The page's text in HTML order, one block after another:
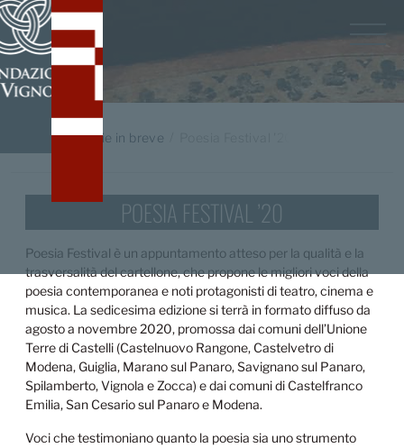
/ Notizie in breve
POESIA FESTIVAL ’20
Poesia Festival è un appuntamento atteso per la qualità e la
trasversalità del cartellone, che propone le migliori voci della
poesia contemporanea e noti protagonisti di teatro, cinema e
musica. La sedicesima edizione si terrà in formato diffuso da
agosto a novembre 2020, promossa dai comuni dell’Unione
Terre di Castelli (Castelnuovo Rangone, Castelvetro di
Modena, Guiglia, Marano sul Panaro, Savignano sul Panaro,
Spilamberto, Vignola e Zocca) e dai comuni di Castelfranco
Emilia, San Cesario sul Panaro e Modena.
Voci che testimoniano quanto la poesia sia uno strumento